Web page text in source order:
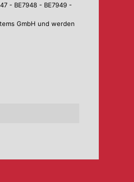
- BE7948 - BE7949 -
GmbH und werden